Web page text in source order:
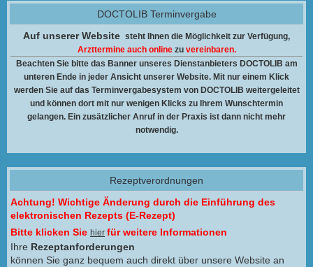
DOCTOLIB Terminvergabe
Auf unserer Website steht Ihnen die Möglichkeit zur Verfügung,
Arzttermine auch onlinezu vereinbaren.
Beachten Sie bitte das Banner unseres Dienstanbieters DOCTOLIB am
unteren Ende in jeder Ansicht unserer Website. Mit nur einem Klick
werden Sie auf das Terminvergabesystem von DOCTOLIB weitergeleitet
und können dort mit nur wenigen Klicks zu Ihrem Wunschtermin
gelangen. Ein zusätzlicher Anruf in der Praxis ist dann nicht mehr
notwendig.
Rezeptverordnungen
Achtung! Wichtige Änderung durch die Einführung des
elektronischen Rezepts (E-Rezept)
Bitte klicken Sie hier für weitere Informationen
Ihre Rezeptanforderungen
können Sie ganz bequem auch direkt über unsere Website an